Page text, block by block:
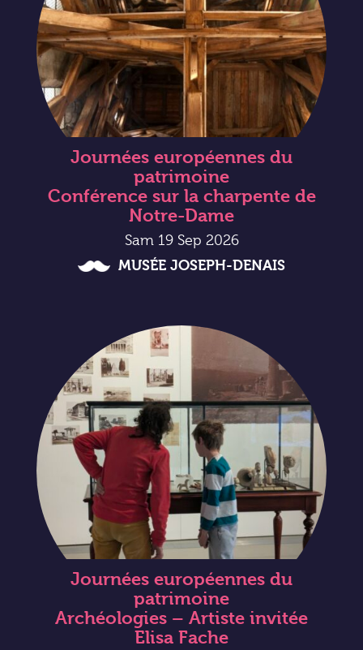
Journées européennes du
patrimoine
Conférence sur la charpente de
Notre-Dame
Sam 19 Sep 2026
MUSÉE JOSEPH-DENAIS
Journées européennes du
patrimoine
Archéologies – Artiste invitée
Elisa Fache